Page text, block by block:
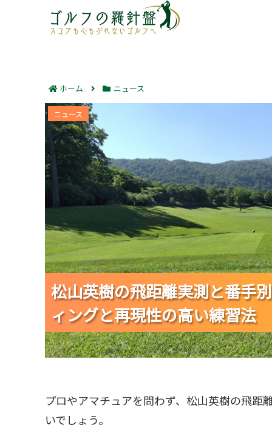
ホーム ニュース
松山英樹の飛距離実測と番手別データ｜す
松山英樹の飛距離実測と番手
ィングと再現性の高い練習法
松山英樹の飛距離実測と番手
ィングと再現性の高い練習法
松山英樹の飛距離実測と番手
ィングと再現性の高い練習法
ニュース
プロやアマチュアを問わず、松山英樹の飛距
いでしょう。